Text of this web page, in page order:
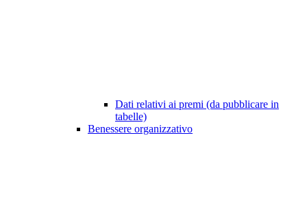
Dati relativi ai premi (da pubblicare in
tabelle)
Benessere organizzativo